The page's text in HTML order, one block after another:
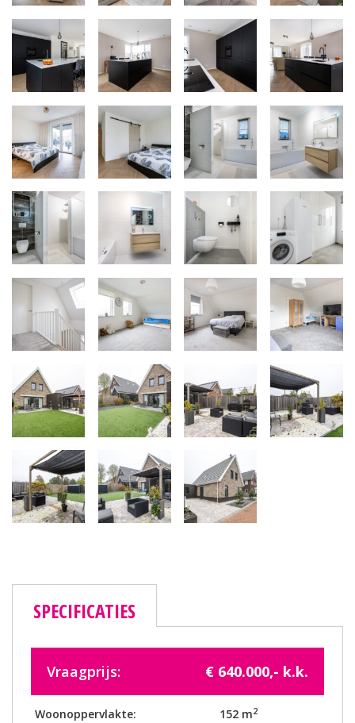
SPECIFICATIES
Vraagprijs: € 640.000,- k.k.
Woonoppervlakte: 152 m2